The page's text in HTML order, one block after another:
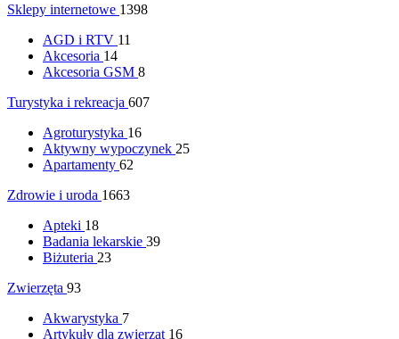
Sklepy internetowe 1398
AGD i RTV 11
Akcesoria 14
Akcesoria GSM 8
Turystyka i rekreacja 607
Agroturystyka 16
Aktywny wypoczynek 25
Apartamenty 62
Zdrowie i uroda 1663
Apteki 18
Badania lekarskie 39
Biżuteria 23
Zwierzęta 93
Akwarystyka 7
Artykuły dla zwierząt 16